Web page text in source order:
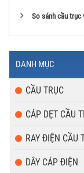
So sánh cầu trục
DANH MỤC
CẦU TRỤC
CÁP DẸT CẦU
RAY ĐIỆN CẦU
DÂY CÁP ĐIỆN